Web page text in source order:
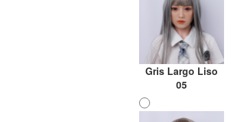
Gris Largo Liso
05